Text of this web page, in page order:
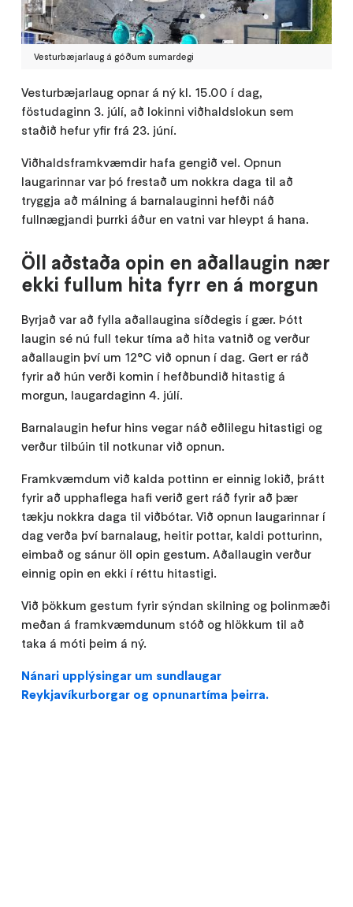
Vesturbæjarlaug á góðum sumardegi
Vesturbæjarlaug opnar á ný kl. 15.00 í dag,
föstudaginn 3. júlí, að lokinni viðhaldslokun sem
staðið hefur yfir frá 23. júní.
Viðhaldsframkvæmdir hafa gengið vel. Opnun
laugarinnar var þó frestað um nokkra daga til að
tryggja að málning á barnalauginni hefði náð
fullnægjandi þurrki áður en vatni var hleypt á hana.
Öll aðstaða opin en aðallaugin nær
ekki fullum hita fyrr en á morgun
Byrjað var að fylla aðallaugina síðdegis í gær. Þótt
laugin sé nú full tekur tíma að hita vatnið og verður
aðallaugin því um 12°C við opnun í dag. Gert er ráð
fyrir að hún verði komin í hefðbundið hitastig á
morgun, laugardaginn 4. júlí.
Barnalaugin hefur hins vegar náð eðlilegu hitastigi og
verður tilbúin til notkunar við opnun.
Framkvæmdum við kalda pottinn er einnig lokið, þrátt
fyrir að upphaflega hafi verið gert ráð fyrir að þær
tækju nokkra daga til viðbótar. Við opnun laugarinnar í
dag verða því barnalaug, heitir pottar, kaldi potturinn,
eimbað og sánur öll opin gestum. Aðallaugin verður
einnig opin en ekki í réttu hitastigi.
Við þökkum gestum fyrir sýndan skilning og þolinmæði
meðan á framkvæmdunum stóð og hlökkum til að
taka á móti þeim á ný.
Nánari upplýsingar um sundlaugar
Reykjavíkurborgar og opnunartíma þeirra.